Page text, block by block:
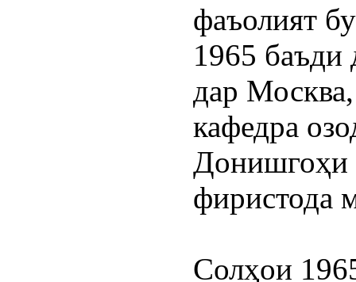
фаъолият
1965 баъди
дар Москва,
кафедра
Донишгоҳи
фиристода
Солҳои